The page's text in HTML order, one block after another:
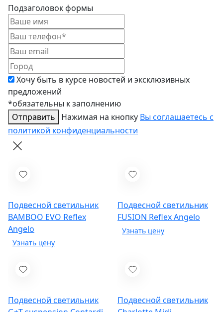
Подзаголовок формы
Хочу быть в курсе новостей и эксклюзивных
предложений
*обязательны к заполнению
Отправить
Нажимая на кнопку Вы соглашаетесь с
политикой конфиденциальности
Подвесной светильник
BAMBOO EVO Reflex
Angelo
Подвесной светильник
FUSION Reflex Angelo
Подвесной светильник
Подвесной светильник